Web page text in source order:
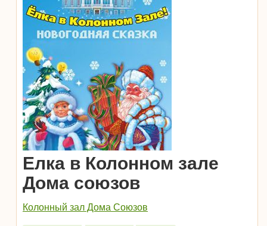
Елка в Колонном зале
Дома союзов
Колонный зал Дома Союзов